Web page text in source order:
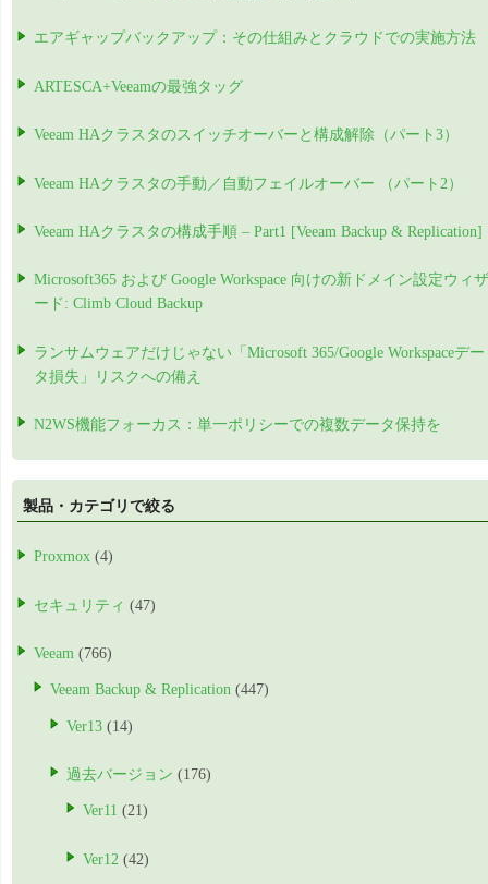
エアギャップバックアップ：その仕組みとクラウドでの実施方法
ARTESCA+Veeamの最強タッグ
Veeam HAクラスタのスイッチオーバーと構成解除（パート3）
Veeam HAクラスタの手動／自動フェイルオーバー （パート2）
Veeam HAクラスタの構成手順 – Part1 [Veeam Backup & Replication]
Microsoft365 および Google Workspace 向けの新ドメイン設定ウィザ
ード: Climb Cloud Backup
ランサムウェアだけじゃない「Microsoft 365/Google Workspaceデー
タ損失」リスクへの備え
N2WS機能フォーカス：単一ポリシーでの複数データ保持を
製品・カテゴリで絞る
Proxmox (4)
セキュリティ (47)
Veeam (766)
Veeam Backup & Replication (447)
Ver13 (14)
過去バージョン (176)
Ver11 (21)
Ver12 (42)